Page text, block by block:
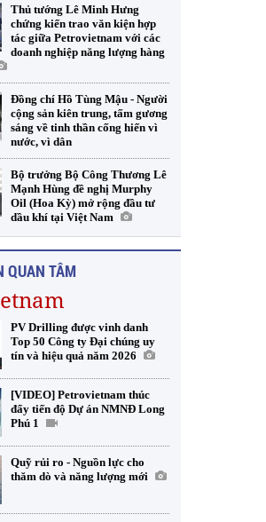
Thủ tướng Lê Minh Hưng
chứng kiến trao văn kiện hợp
tác giữa Petrovietnam với các
doanh nghiệp năng lượng hàng
Đồng chí Hồ Tùng Mậu - Người
cộng sản kiên trung, tấm gương
sáng về tinh thần cống hiến vì
nước, vì dân
Bộ trưởng Bộ Công Thương Lê
Mạnh Hùng đề nghị Murphy
Oil (Hoa Kỳ) mở rộng đầu tư
dầu khí tại Việt Nam
QUAN TÂM
PV Drilling được vinh danh
Top 50 Công ty Đại chúng uy
tín và hiệu quả năm 2026
[VIDEO] Petrovietnam thúc
đẩy tiến độ Dự án NMNĐ Long
Phú 1
Quỹ rủi ro - Nguồn lực cho
thăm dò và năng lượng mới